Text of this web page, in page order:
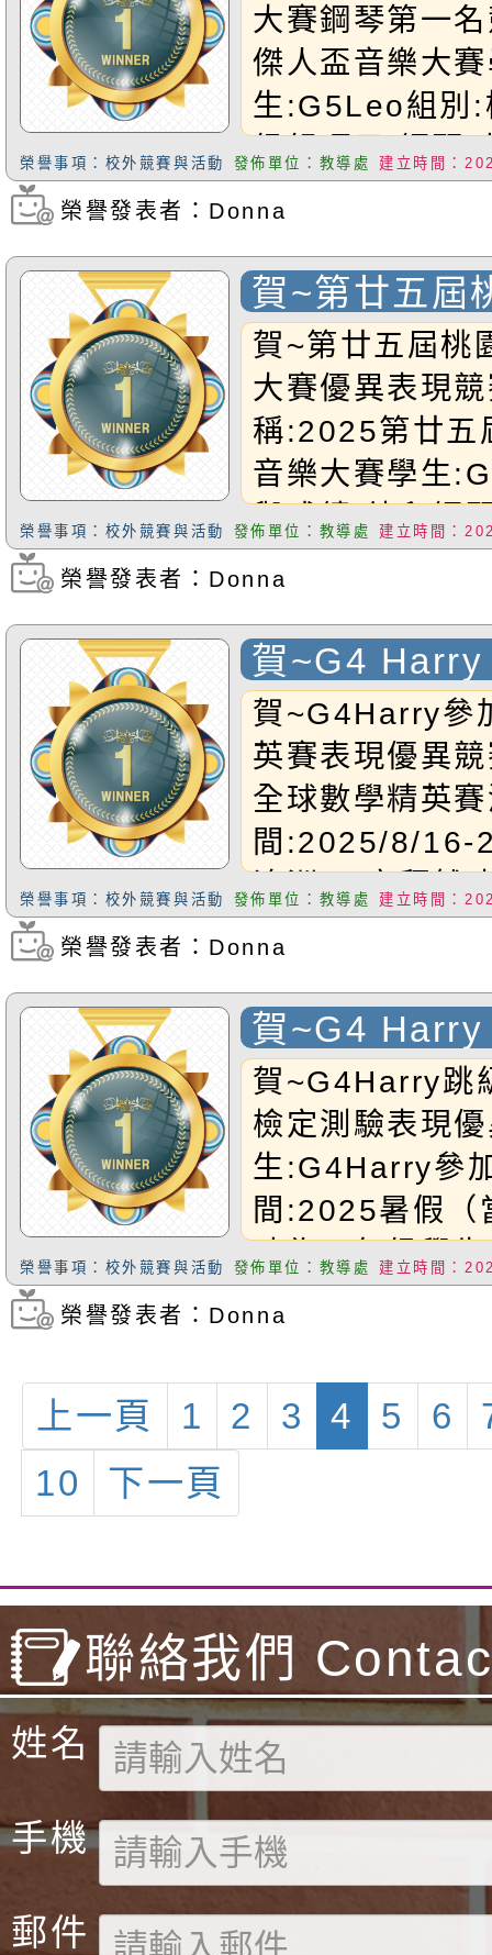
大賽鋼琴第一
傑人盃音樂大
生:G5Leo組別:
級組項目:鋼琴(
績:第一名恭禧
榮譽事項：校外競賽與活動 發佈單位：教導處 建立時間：
瀏覽次數：266
榮譽發表者：Donna
賀~第廿五屆
音樂大賽 優
9/15增新)
賀~第廿五屆桃
大賽優異表現
稱:2025第廿五
音樂大賽學生
與成績:幼兒鋼
三名學生
勝學生
績:二年級鋼琴
名學生:G4Bob
二三年級流行
學生
績:四年級鋼琴
名學生
績:五年級流行
恭禧以上獲獎
榮譽事項：校外競賽與活動 發佈單位：教導處 建立時間：
瀏覽次數：1303
榮譽發表者：Donna
賀~G4
數學精英賽
賀~G4Harry參
英賽表現優異
全球數學精英
間:2025/8/16-
澳洲,亞塞拜然,
印尼,澳門,馬來
參賽學生
現
組銀獎
代表團小3組的
的優異表現，
榮譽事項：校外競賽與活動 發佈單位：教導處 建立時間：
瀏覽次數：553
榮譽發表者：Donna
賀~G4 Harry
數學檢定測
賀~G4Harry跳
檢定測驗表現
生:G4Harry參
間:2025暑假（
時為三年級學
四年級程度檢
榮獲Ｈ
前前3%-10%)
書(凡國小三年
成績排序在前
Harry小朋友!
榮譽事項：校外競賽與活動 發佈單位：教導處 建立時間：
瀏覽次數：748
榮譽發表者：Donna
上一頁 1 2 3 4 5 6
10
下一頁
聯絡我們
姓名
手機
郵件